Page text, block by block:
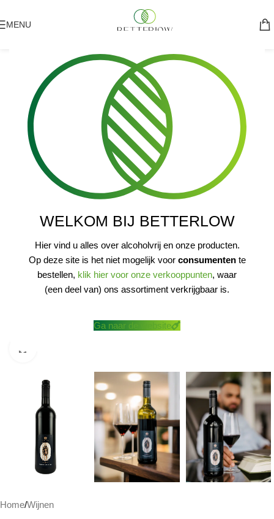
WELKOM BIJ BETTERLOW
Hier vind u alles over alcoholvrij en onze producten.
Op deze site is het niet mogelijk voor consumentente
bestellen, klik hier voor onze verkooppunten, waar
(een deel van) ons assortiment verkrijgbaar is.
Ga naar de website
MENU
Home/Wijnen